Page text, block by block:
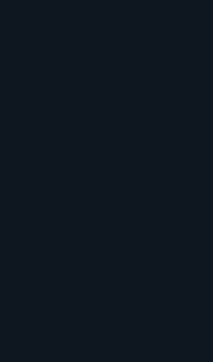
mais elles doivent
2000 et 27 mai
parce qu’à la date
en Europe. Ces requêtes
a été prononcé de
au prévenu la
et de développer,
Il convient
de la convention de
faits, les questions à
De son côté,
français stipule que
ce qui implique
de fait. Qu’en
et le procès-verbal de la